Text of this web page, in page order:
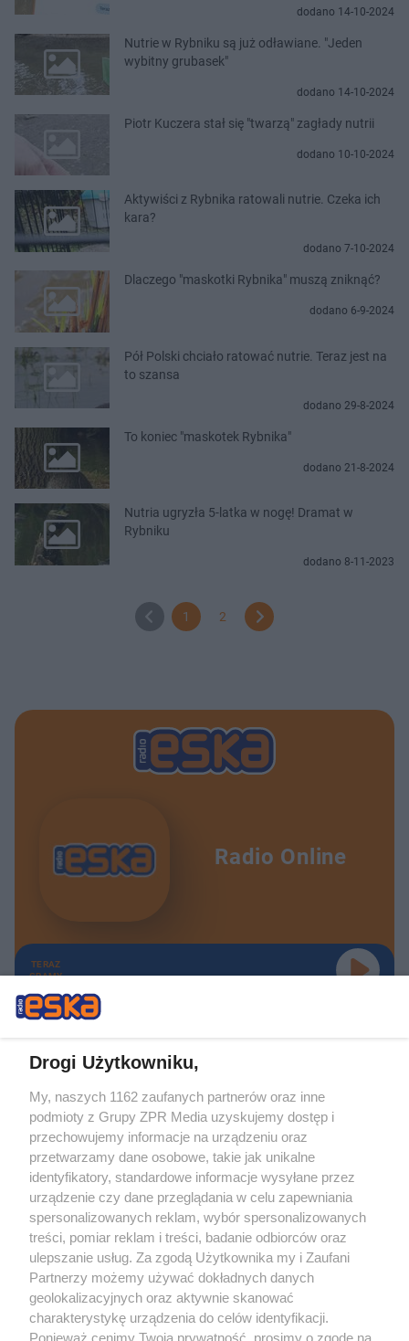
dodano 14-10-2024
Nutrie w Rybniku są już odławiane. "Jeden
wybitny grubasek"
dodano 14-10-2024
Piotr Kuczera stał się "twarzą" zagłady nutrii
dodano 10-10-2024
Aktywiści z Rybnika ratowali nutrie. Czeka ich
kara?
dodano 7-10-2024
Dlaczego "maskotki Rybnika" muszą zniknąć?
dodano 6-9-2024
Pół Polski chciało ratować nutrie. Teraz jest na
to szansa
dodano 29-8-2024
To koniec "maskotek Rybnika"
dodano 21-8-2024
Nutria ugryzła 5-latka w nogę! Dramat w
Rybniku
dodano 8-11-2023
1 2
Radio Online
TERAZ
GRAMY
Żaden utwór zamieszczony w serwisie nie może być powielany i
rozpowszechniany lub dalej rozpowszechniany w jakikolwiek sposób (w
tym także elektroniczny lub mechaniczny) na jakimkolwiek polu
eksploatacji w jakiejkolwiek formie, włącznie z umieszczaniem w Internecie
bez pisemnej zgody właściciela praw. Jakiekolwiek użycie lub
wykorzystanie utworów w całości lub w części z naruszeniem prawa, tzn.
bez właściwej zgody, jest zabronione pod groźbą kary i może być ścigane
prawnie.
O nas
Drogi Użytkowniku,
My, naszych 1162 zaufanych partnerów oraz inne
podmioty z Grupy ZPR Media uzyskujemy dostęp i
przechowujemy informacje na urządzeniu oraz
przetwarzamy dane osobowe, takie jak unikalne
identyfikatory, standardowe informacje wysyłane przez
urządzenie czy dane przeglądania w celu zapewniania
spersonalizowanych reklam, wybór spersonalizowanych
treści, pomiar reklam i treści, badanie odbiorców oraz
ulepszanie usług. Za zgodą Użytkownika my i Zaufani
Partnerzy możemy używać dokładnych danych
geolokalizacyjnych oraz aktywnie skanować
charakterystykę urządzenia do celów identyfikacji.
Ponieważ cenimy Twoją prywatność, prosimy o zgodę na